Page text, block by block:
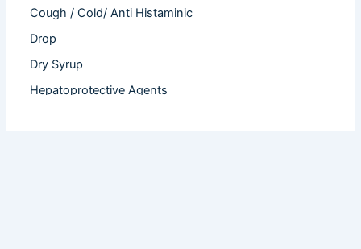
Cough / Cold/ Anti Histaminic
Drop
Dry Syrup
Hepatoprotective Agents